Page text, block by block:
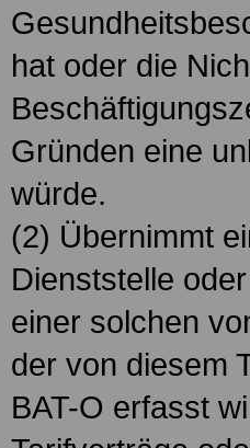
hat oder die
Gründen eine
würde.
(2) Übernimmt
Dienststelle
einer solchen
der von diesem
BAT-O erfasst